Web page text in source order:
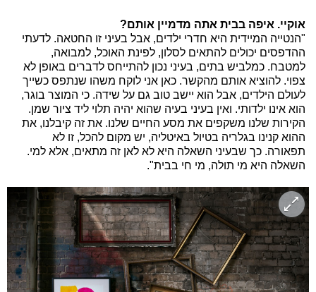
אוקיי. איפה בבית אתה מדמיין אותם?
"הנטייה המיידית היא חדרי ילדים, אבל בעיני זו החטאה. לדעתי
ההדפסים יכולים להתאים לסלון, לפינת האוכל, למבואה,
למטבח. כמלביש בתים, בעיני נכון להתייחס לדברים באופן לא
צפוי. להוציא אותם מהקשר. כאן אני לוקח משהו שנתפס כשייך
לעולם הילדים, אבל הוא יישב טוב גם על שידה. כי המוצר בוגר,
הוא אינו ילדותי. ואין בעיני בעיה שהוא יהיה תלוי ליד ציור שמן.
הקירות שלנו משקפים את מסע החיים שלנו. את זה קיבלנו, את
ההוא קנינו בגלריה בטיול באיטליה, יש מקום להכל, זו לא
תפאורה. כך שבעיני השאלה היא לא לאן זה מתאים, אלא למי.
השאלה היא מי תולה, מי חי בבית".